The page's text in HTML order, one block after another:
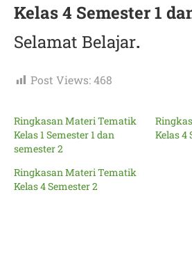
Kelas 4 Semester 1
Selamat Belajar.
Post Views:468
Ringkasan Materi Tematik
Kelas 1 Semester 1 dan
semester 2
Kelas 4
Ringkasan Materi Tematik
Kelas 4 Semester 2